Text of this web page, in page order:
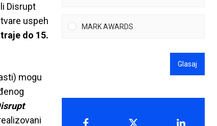
Disrupt
uspeh
do 15.
mogu
MARK AWARDS
Glasaj